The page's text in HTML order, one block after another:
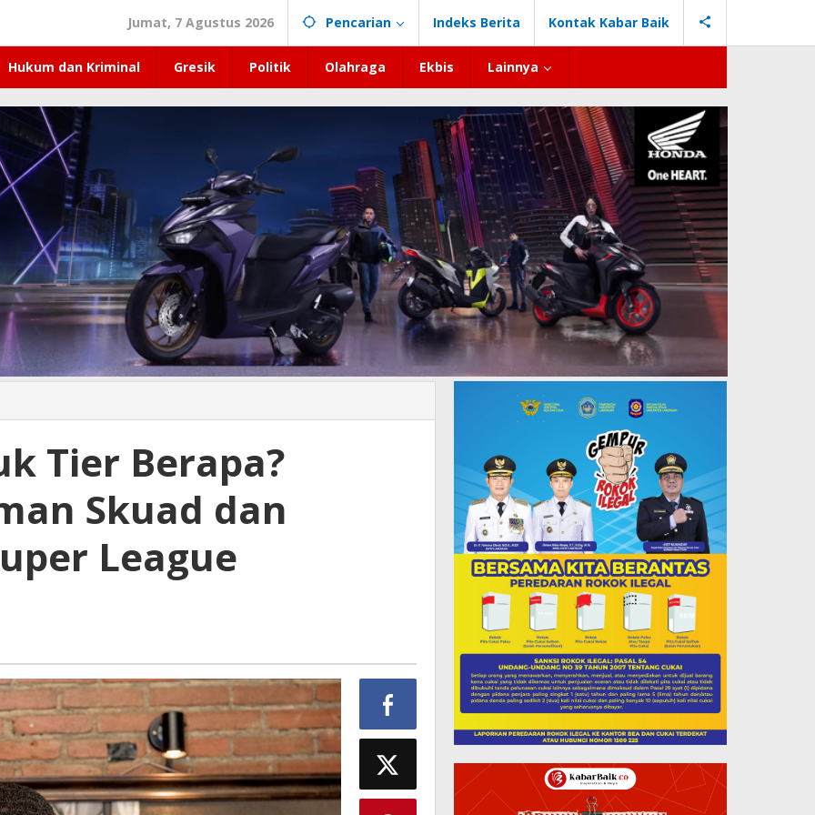
Jumat, 7 Agustus 2026 Pencarian Indeks Berita Kontak Kabar Baik
Hukum dan Kriminal Gresik Politik Olahraga Ekbis Lainnya
Tier Berapa?
Skuad dan
League